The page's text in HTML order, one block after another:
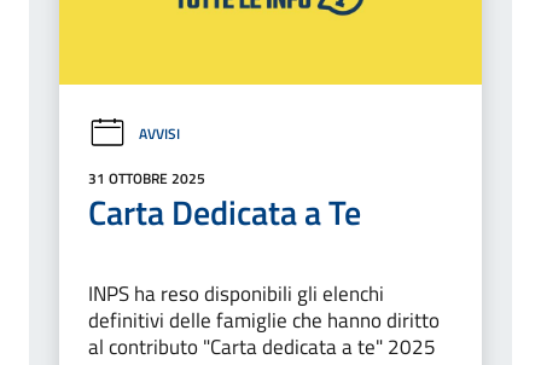
AVVISI
31 OTTOBRE 2025
Carta Dedicata a Te
INPS ha reso disponibili gli elenchi
definitivi delle famiglie che hanno diritto
al contributo "Carta dedicata a te" 2025